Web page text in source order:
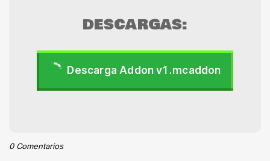
DESCARGAS:
Descarga Addon v1 .mcaddon
0 Comentarios